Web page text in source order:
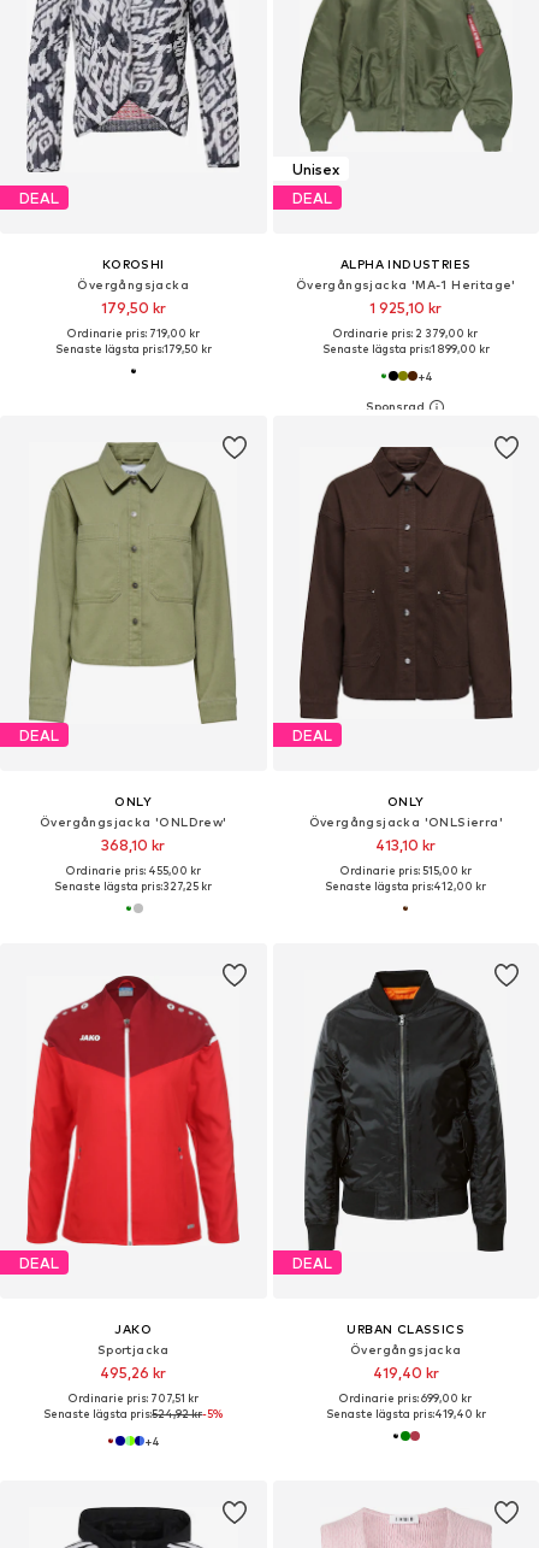
DEAL
KOROSHI
Övergångsjacka
179,50 kr
Ordinarie pris: 719,00 kr
Senaste lägsta pris:179,50 kr
Unisex
DEAL
ALPHA INDUSTRIES
Övergångsjacka 'MA-1 Heritage'
1 925,10 kr
Ordinarie pris: 2 379,00 kr
Senaste lägsta pris:1 899,00 kr
+4
DEAL
ONLY
Övergångsjacka 'ONLDrew'
368,10 kr
Ordinarie pris: 455,00 kr
Senaste lägsta pris:327,25 kr
DEAL
ONLY
Övergångsjacka 'ONLSierra'
413,10 kr
Ordinarie pris: 515,00 kr
Senaste lägsta pris:412,00 kr
DEAL
JAKO
Sportjacka
495,26 kr
Ordinarie pris: 707,51 kr
Senaste lägsta pris:524,92 kr-5%
+4
DEAL
URBAN CLASSICS
Övergångsjacka
419,40 kr
Ordinarie pris: 699,00 kr
Senaste lägsta pris:419,40 kr